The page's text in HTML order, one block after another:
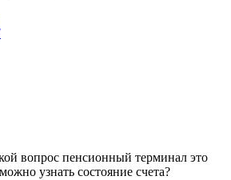
вопрос пенсионный терминал это
узнать состояние счета?